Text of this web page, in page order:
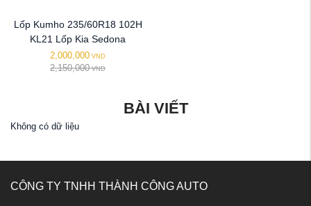
Lốp Kumho 235/60R18 102H
KL21 Lốp Kia Sedona
2,000,000 VND
2,150,000 VND
BÀI VIẾT
Không có dữ liệu
CÔNG TY TNHH THÀNH CÔNG AUTO